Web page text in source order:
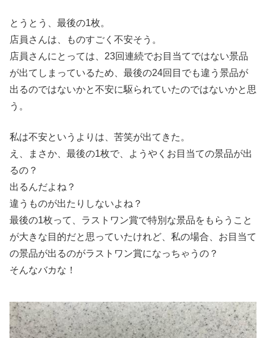
とうとう、最後の1枚。
店員さんは、ものすごく不安そう。
店員さんにとっては、23回連続でお目当てではない景品
が出てしまっているため、最後の24回目でも違う景品が
出るのではないかと不安に駆られていたのではないかと思
う。
私は不安というよりは、苦笑が出てきた。
え、まさか、最後の1枚で、ようやくお目当ての景品が出
るの？
出るんだよね？
違うものが出たりしないよね？
最後の1枚って、ラストワン賞で特別な景品をもらうこと
が大きな目的だと思っていたけれど、私の場合、お目当て
の景品が出るのがラストワン賞になっちゃうの？
そんなバカな！